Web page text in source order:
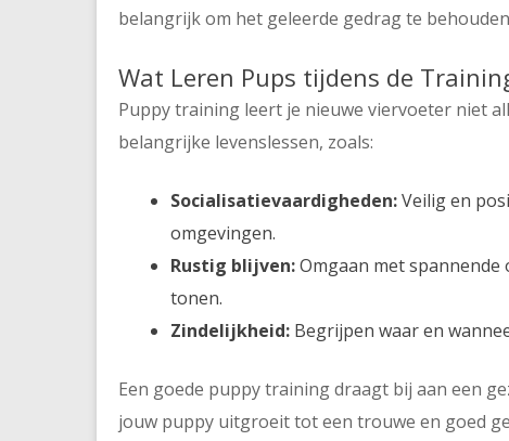
belangrijk om het geleerde gedrag te
Wat Leren Pups tijdens de
Puppy training leert je nieuwe viervoeter niet
belangrijke levenslessen, zoals:
Socialisatievaardigheden:Veilig en
omgevingen.
Rustig blijven:Omgaan met
tonen.
Zindelijkheid: Begrijpen waar en
Een goede puppy training draagt bij aan een
jouw puppy uitgroeit tot een trouwe en goed